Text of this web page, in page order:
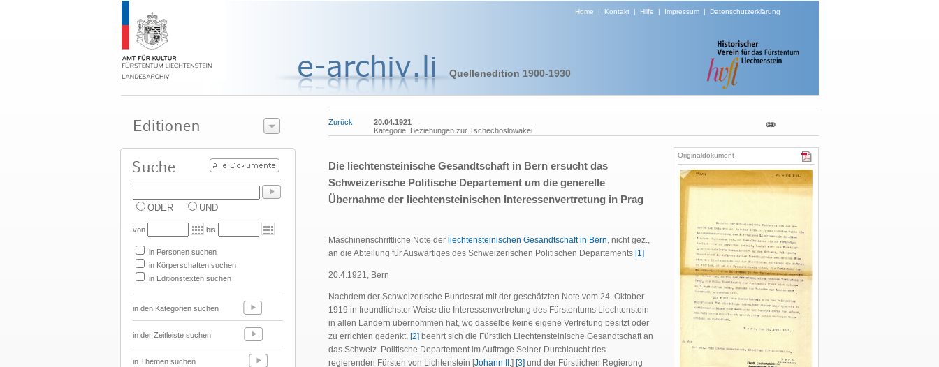
Home | Kontakt| Hilfe | Impressum| Datenschutzerklärung
Quellenedition 1900-1930
ODER UND
von bis
in Personen suchen
in Körperschaften suchen
in Editionstexten suchen
in den Kategorien suchen
in der Zeitleiste suchen
in Themen suchen
Zurück
20.04.1921
Kategorie: Beziehungen zur Tschechoslowakei
Die liechtensteinische Gesandtschaft in Bern ersucht das
Schweizerische Politische Departement um die generelle
Übernahme der liechtensteinischen Interessenvertretung in Prag
Maschinenschriftliche Note der liechtensteinischen Gesandtschaft in Bern, nicht gez.,
an die Abteilung für Auswärtiges des Schweizerischen Politischen Departements [1]
20.4.1921, Bern
Nachdem der Schweizerische Bundesrat mit der geschätzten Note vom 24. Oktober
1919 in freundlichster Weise die Interessenvertretung des Fürstentums Liechtenstein
in allen Ländern übernommen hat, wo dasselbe keine eigene Vertretung besitzt oder
zu errichten gedenkt, [2] beehrt sich die Fürstlich Liechtensteinische Gesandtschaft an
das Schweiz. Politische Departement im Auftrage Seiner Durchlaucht des
regierenden Fürsten von Lichtenstein [Johann II.] [3] und der Fürstlichen Regierung
Originaldokument